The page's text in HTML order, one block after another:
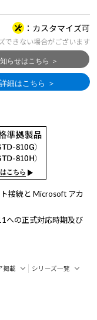
カスタマイズ可
できない場合がございます
接続と Microsoft アカ
への正式対応時期及び
掲載
シリーズ一覧